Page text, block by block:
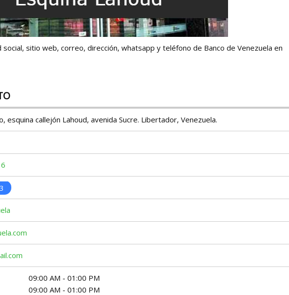
social, sitio web, correo, dirección, whatsapp y teléfono de Banco de Venezuela en
esquina callejón Lahoud, avenida Sucre. Libertador, Venezuela.
09:00 AM - 01:00 PM
09:00 AM - 01:00 PM